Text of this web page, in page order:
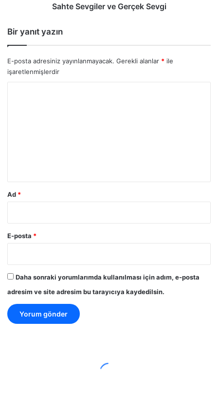
Sahte Sevgiler ve Gerçek Sevgi
Bir yanıt yazın
E-posta adresiniz yayınlanmayacak. Gerekli alanlar * ile
işaretlenmişlerdir
Ad *
E-posta *
Daha sonraki yorumlarımda kullanılması için adım, e-posta
adresim ve site adresim bu tarayıcıya kaydedilsin.